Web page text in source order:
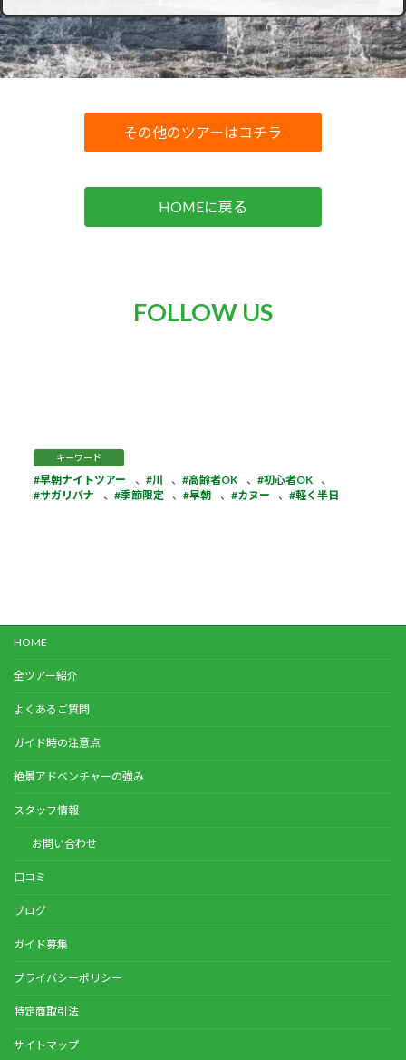
その他のツアーはコチラ
HOMEに戻る
FOLLOW US
キーワード
早朝ナイトツアー 、 川 、 高齢者OK 、 初心者OK
、
サガリバナ
、 季節限定 、 早朝 、 カヌー 、 軽く半日
HOME
全ツアー紹介
よくあるご質問
ガイド時の注意点
絶景アドベンチャーの強み
スタッフ情報
お問い合わせ
口コミ
ブログ
ガイド募集
プライバシーポリシー
特定商取引法
サイトマップ